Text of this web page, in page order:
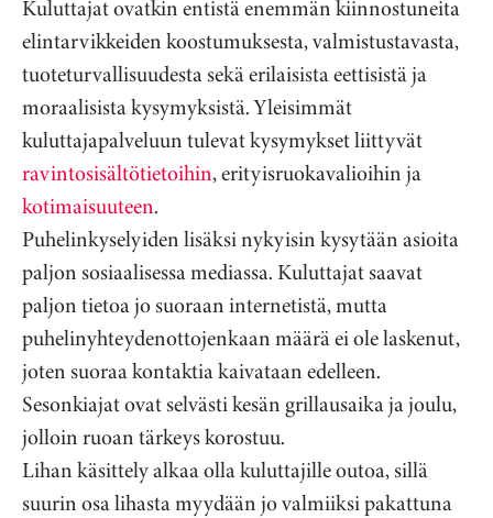
Kuluttajat ovatkin entistä enemmän kiinnostuneita
elintarvikkeiden koostumuksesta, valmistustavasta,
tuoteturvallisuudesta sekä erilaisista eettisistä ja
moraalisista kysymyksistä. Yleisimmät
kuluttajapalveluun tulevat kysymykset liittyvät
ravintosisältötietoihin, erityisruokavalioihin ja
kotimaisuuteen.
Puhelinkyselyiden lisäksi nykyisin kysytään asioita
paljon sosiaalisessa mediassa. Kuluttajat saavat
paljon tietoa jo suoraan internetistä, mutta
puhelinyhteydenottojenkaan määrä ei ole laskenut,
joten suoraa kontaktia kaivataan edelleen.
Sesonkiajat ovat selvästi kesän grillausaika ja joulu,
jolloin ruoan tärkeys korostuu.
Lihan käsittely alkaa olla kuluttajille outoa, sillä
suurin osa lihasta myydään jo valmiiksi pakattuna